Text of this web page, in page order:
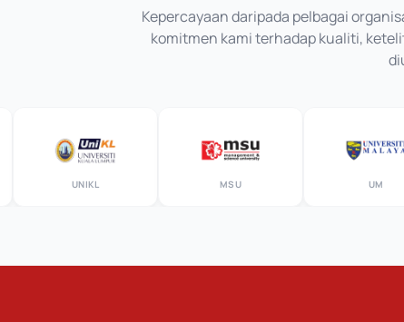
Kepercayaan daripada pelbagai
komitmen kami terhadap kualiti,